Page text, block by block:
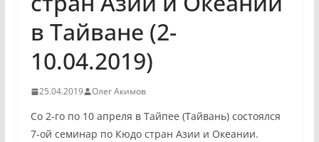
в Тайване (2-
10.04.2019)
25.04.2019 Олег Акимов
Со 2-го по 10 апреля в Тайпее (Тайвань) состоялся
7-ой семинар по Кюдо стран Азии и Океании.